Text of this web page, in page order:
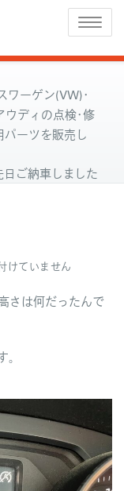
Toggle
ワーゲン(VW)･
ウディの点検･修
ーツを販売し
日ご納車しました
けていません
さは何だったんで